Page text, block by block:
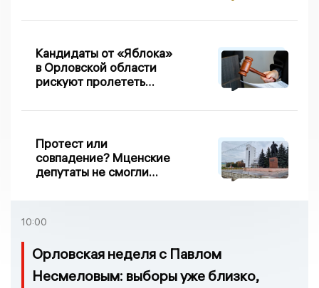
Кандидаты от «Яблока»
в Орловской области
рискуют пролететь
Протест или
совпадение? Мценские
депутаты не смогли
10:00
Орловская неделя с Павлом
Несмеловым: выборы уже близко,